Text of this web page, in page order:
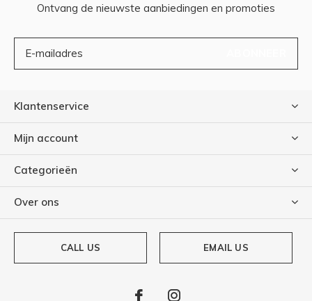
Ontvang de nieuwste aanbiedingen en promoties
Klantenservice
Mijn account
Categorieën
Over ons
CALL US EMAIL US